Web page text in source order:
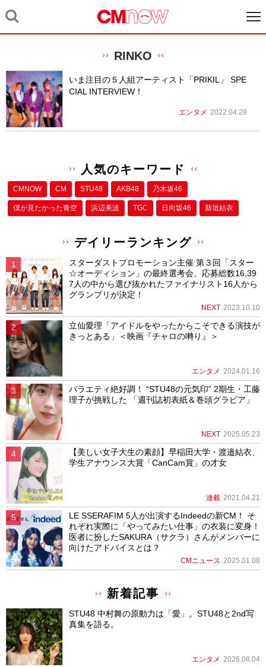
RINKO
いま注目の５人組アーティスト「PRIKIL」 SPE
CIAL INTERVIEW！
エンタメ 2022.04.28
人気のキーワード
CMNOW CM STU48 AKB48 乃木坂46
僕が⾒たかった⻘空 浜辺美波 TGC 日向坂46 新垣結衣
デイリーランキング
スターダストプロモーション主催 第３回「スター
☆オーディション」の最終選考会。応募総数16,39
7人の中から選び抜かれたファイナリスト16人から
グランプリが決定！
NEXT 2023.10.10
立仙愛理「アイドルをやったからこそできる演技が
きっとある」＜映画『チャロの囀り』＞
エンタメ 2024.01.16
バラエティ絶好調！ “STU48の元気印” 2期生・工藤
理子が挑戦した 「週刊誌初表紙＆巻頭グラビア」
NEXT 2025.05.23
【美しい女子大生の素顔】早稲田大学・渡邉結衣、
学生アナウンス大賞「CanCam賞」の才女
連載 2021.04.21
LE SSERAFIM 5人が出演するIndeedの新CM！ そ
れぞれ実際に「やってみたい仕事」の衣装に変身！
医者に扮したSAKURA（サクラ）さんがメンバーに
向けたアドバイスとは？
CMニュース 2025.01.08
新着記事
STU48 中村舞の原動力は「愛」。STU48と2nd写
真集を語る。
エンタメ 2026.08.04